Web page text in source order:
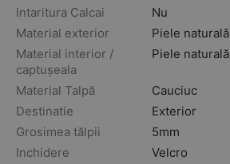
Intaritura Calcai
Nu
Material exterior
Piele naturală
Material interior /
captușeala
Piele naturală
Material Talpă
Cauciuc
Destinatie
Exterior
Grosimea tălpii
5mm
Inchidere
Velcro